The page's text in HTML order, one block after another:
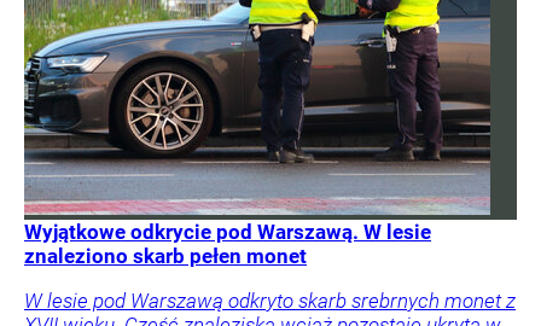
Wyjątkowe odkrycie pod Warszawą. W lesie
znaleziono skarb pełen monet
W lesie pod Warszawą odkryto skarb srebrnych monet z